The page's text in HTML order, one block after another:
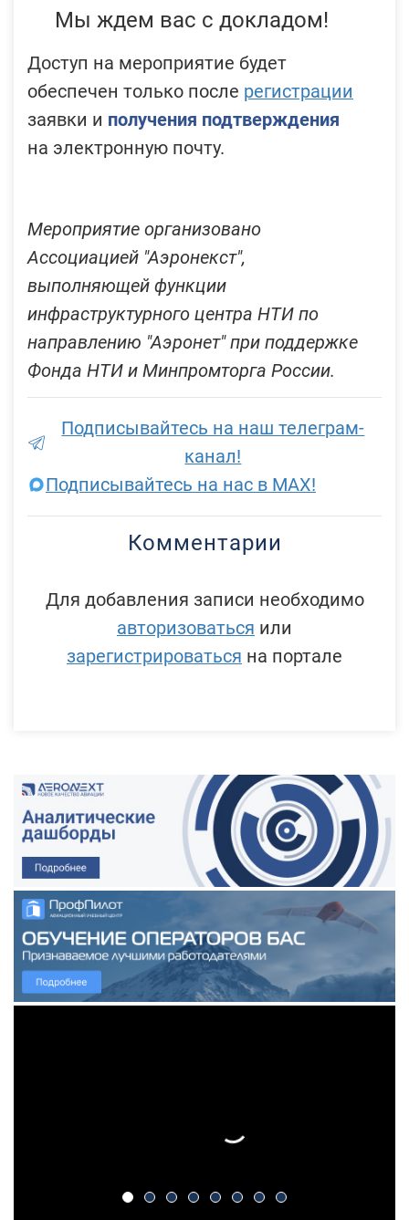
Мы ждем вас с докладом!
Доступ на мероприятие будет
обеспечен только после регистрации
заявки и получения подтверждения
на электронную почту.
Мероприятие организовано
Ассоциацией "Аэронекст",
выполняющей функции
инфраструктурного центра НТИ по
направлению "Аэронет" при поддержке
Фонда НТИ и Минпромторга России.
Подписывайтесь на наш телеграм-
канал!
Подписывайтесь на нас в MAX!
Комментарии
Для добавления записи необходимо
авторизоваться или
зарегистрироваться на портале